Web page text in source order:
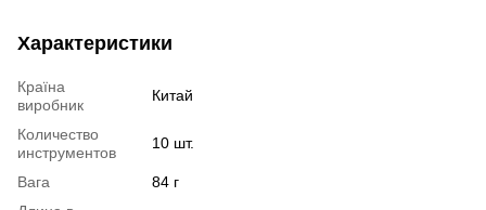
Характеристики
Країна
виробник
Китай
Количество
инструментов
10 шт.
Вага
84 г